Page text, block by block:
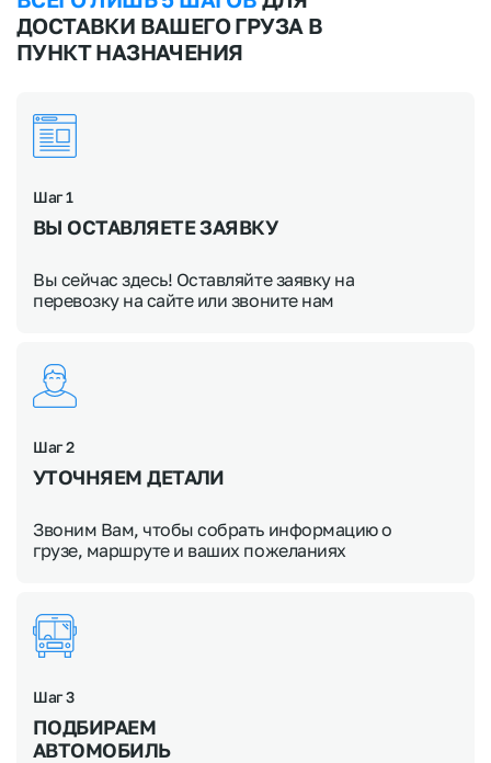
ДОСТАВКИ ВАШЕГО ГРУЗА В
ПУНКТ НАЗНАЧЕНИЯ
Шаг 1
ВЫ ОСТАВЛЯЕТЕ ЗАЯВКУ
Вы сейчас здесь! Оставляйте заявку на
перевозку на сайте или звоните нам
Шаг 2
УТОЧНЯЕМДЕТАЛИ
Звоним Вам, чтобы собрать информацию о
грузе, маршруте и ваших пожеланиях
Шаг 3
ПОДБИРАЕМ
АВТОМОБИЛЬ